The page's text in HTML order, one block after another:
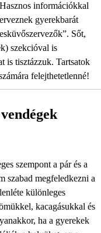
információkkal
gyerekbarát
Sőt,
szekcióval is
is tisztázzuk. Tartsatok
felejthetetlenné!
szempont a pár és a
szabad megfeledkezni a
különleges
kacagásukkal és
ha a gyerekek